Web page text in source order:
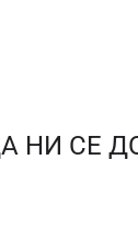
НИ СЕ